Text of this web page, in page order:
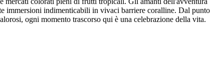
immersioni indimenticabili in vivaci barriere coralline. Dal punto
ogni momento trascorso qui è una celebrazione della vita.